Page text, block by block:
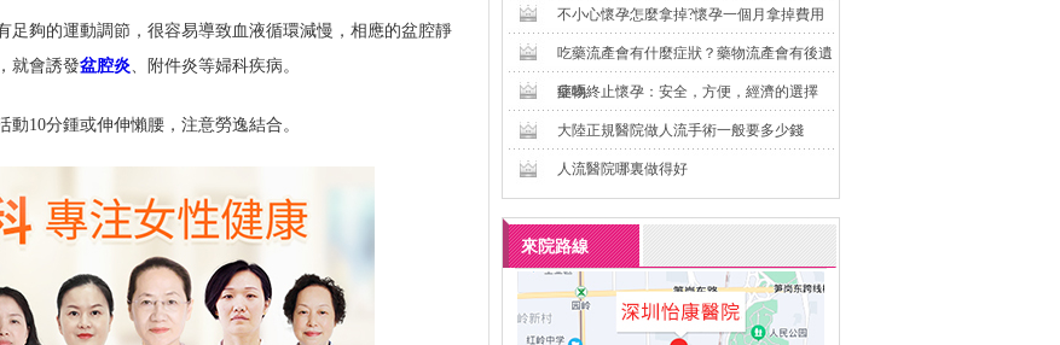
足夠的運動調節，很容易導致血液循環減慢，相應的盆腔靜
就會誘發盆腔炎、附件炎等婦科疾病。
10分鍾或伸伸懶腰，注意勞逸結合。
不小心懷孕怎麼拿掉?懷孕一個月拿掉費用
吃藥流產會有什麼症狀？藥物流產會有後遺
症嗎
藥物終止懷孕：安全，方便，經濟的選擇
大陸正規醫院做人流手術一般要多少錢
人流醫院哪裏做得好
來院路線